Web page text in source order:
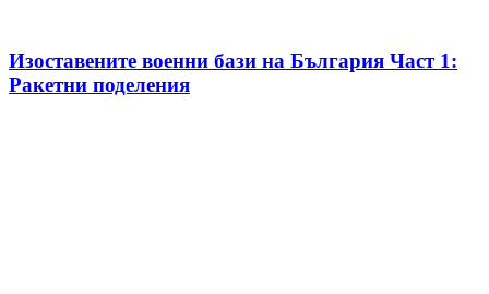
Изоставените военни бази на България Част 1:
Ракетни поделения